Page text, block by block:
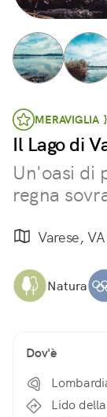
MERAVIGLIA
Il Lago di
Un'oasi di
regna
Varese, VA
Natura
Dov'è
Lido